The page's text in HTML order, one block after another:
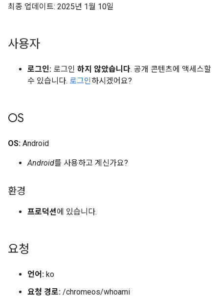
최종 업데이트: 2025년 1월 10일
사용자
로그인: 로그인 하지 않았습니다. 공개 콘텐츠에 액세스할
수 있습니다. 로그인하시겠어요?
OS
OS: Android
Android를 사용하고 계신가요?
환경
프로덕션에 있습니다.
요청
언어: ko
요청 경로: /chromeos/whoami